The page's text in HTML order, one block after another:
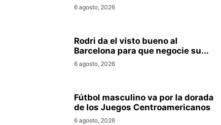
6 agosto, 2026
Rodri da el visto bueno al
Barcelona para que negocie su...
6 agosto, 2026
Fútbol masculino va por la dorada
de los Juegos Centroamericanos
6 agosto, 2026